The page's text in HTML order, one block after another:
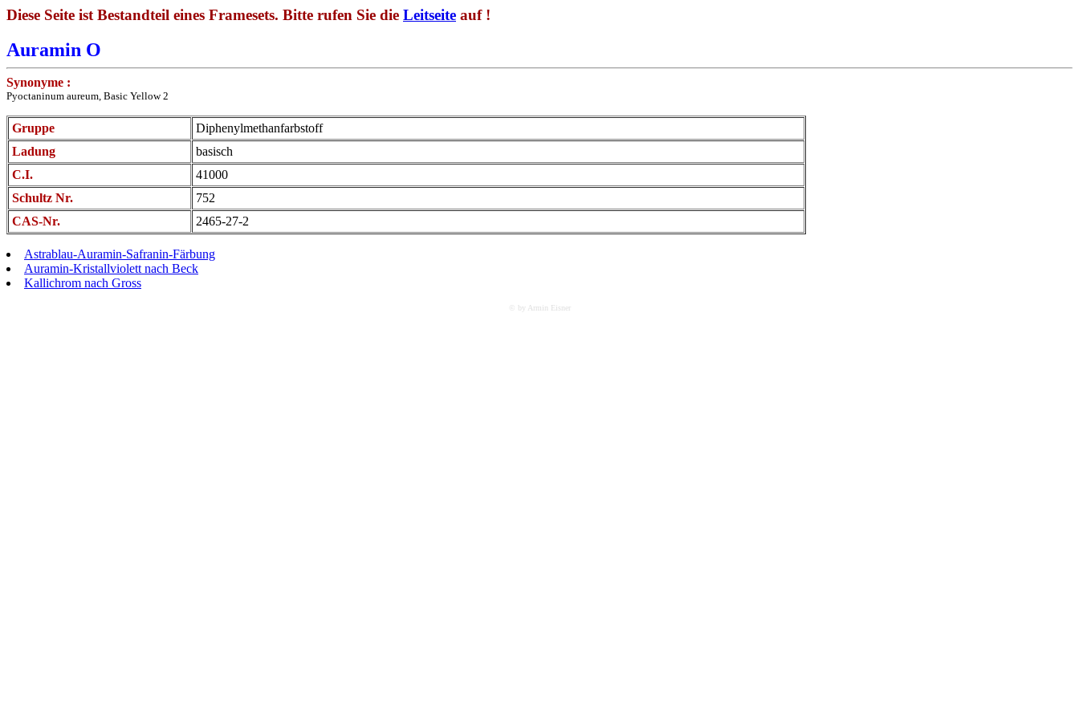
Diese Seite ist Bestandteil eines Framesets. Bitte rufen Sie die Leitseite auf !
Auramin O
Synonyme :
Pyoctaninum aureum, Basic Yellow 2
Gruppe
Diphenylmethanfarbstoff
Ladung
basisch
C.I.
41000
Schultz Nr.
752
CAS-Nr.
2465-27-2
Astrablau-Auramin-Safranin-Färbung
Auramin-Kristallviolett nach Beck
Kallichrom nach Gross
© by Armin Eisner